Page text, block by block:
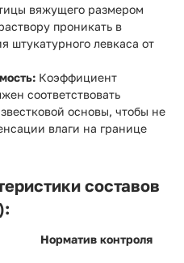
вяжущего размером
проникать в
штукатурного левкаса от
Коэффициент
соответствовать
основы, чтобы не
влаги на границе
составов
Норматив контроля